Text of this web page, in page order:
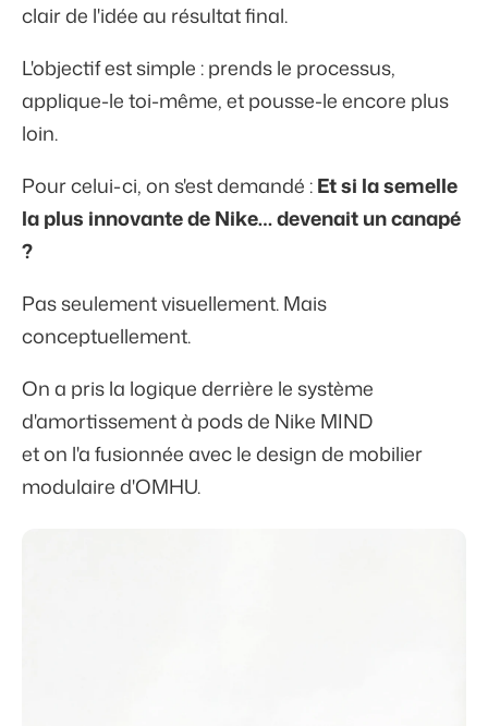
clair de l'idée au résultat final.
L'objectif est simple : prends le processus,
applique-le toi-même, et pousse-le encore plus
loin.
Pour celui-ci, on s'est demandé :Et si la semelle
la plus innovante de Nike… devenait un canapé
?
Pas seulement visuellement. Mais
conceptuellement.
On a pris la logique derrière le système
d'amortissement à pods de Nike MIND
et on l'a fusionnée avec le design de mobilier
modulaire d'OMHU.